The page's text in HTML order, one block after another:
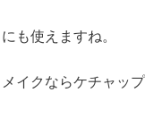
も使えますね。
イクならケチャップ